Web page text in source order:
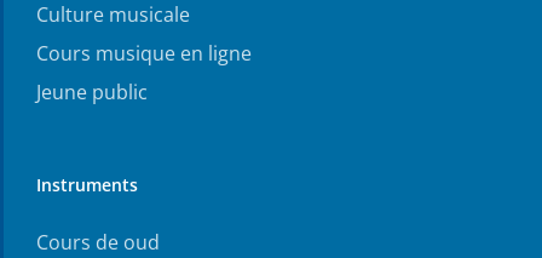
Culture musicale
Cours musique en ligne
Jeune public
Instruments
Cours de oud